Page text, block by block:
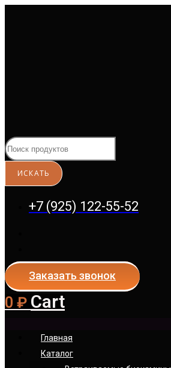
+7 (925) 122-55-52
Заказать звонок
0 ₽ Cart
Главная
Каталог